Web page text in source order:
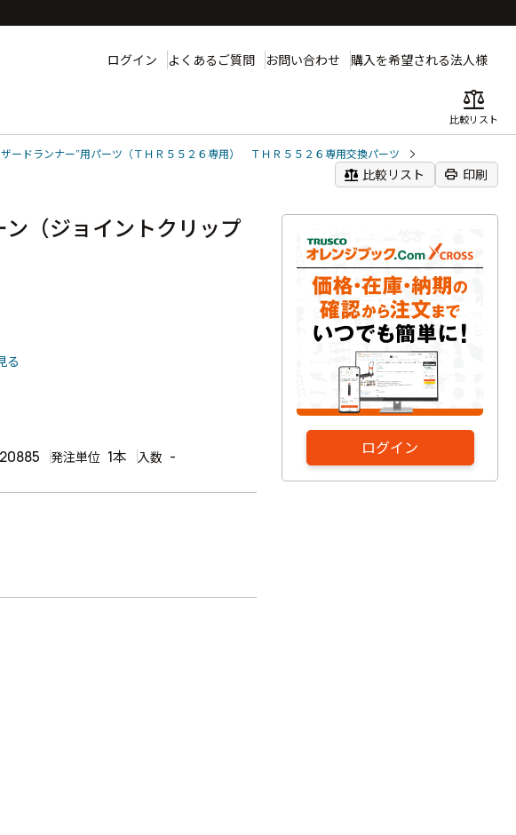
ログイン よくあるご質問 お問い合わせ 購入を希望される法人様
balance
比較リスト
ドランナー”用パーツ（ＴＨＲ５５２６専用） ＴＨＲ５５２６専用交換パーツ
balance 比較リスト print 印刷
ログイン
（ジョイントクリップ
る
発注単位 1本 入数 -